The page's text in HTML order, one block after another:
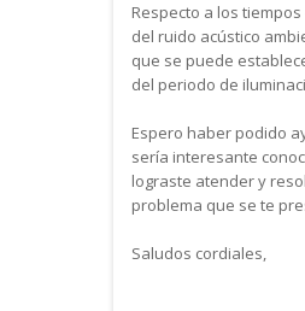
Respecto a los
del ruido acústico
que se puede
del periodo de
Espero haber podido
sería interesante
lograste atender y
problema que se te
Saludos cordiales,